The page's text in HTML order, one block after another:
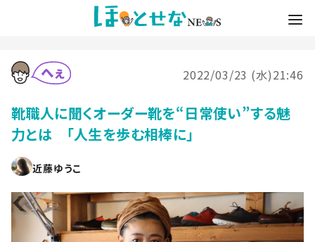
2022/03/23 (水)21:46
靴職人に聞くオーダー靴を“日常使い”する魅
力とは 「人生を歩む相棒に」
近藤ゆうこ